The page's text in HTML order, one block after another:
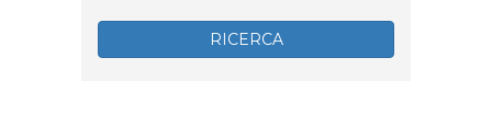
RICERCA